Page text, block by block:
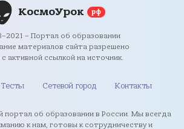
КосмоУрок рф
– Портал об образовании
материалов сайта разрешено
активной ссылкой на источник.
Тесты Сетевой город Контакты
об образовании в России. Мы всегда
к нам, готовы к сотрудничеству и